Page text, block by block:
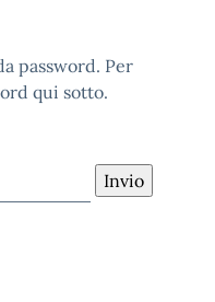
password. Per
qui sotto.